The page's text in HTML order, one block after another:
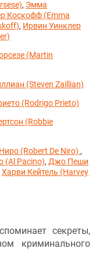
, Эмма
Коскофф (Emma
, Ирвин Уинклер
(Martin
(Steven Zaillian)
(Rodrigo Prieto)
(Robbie
(Robert De Niro) ,
(Al Pacino), Джо Пеши
Харви Кейтель (Harvey
секреты,
криминального